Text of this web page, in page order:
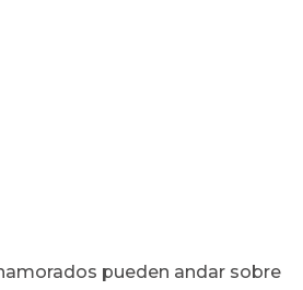
pueden andar sobre